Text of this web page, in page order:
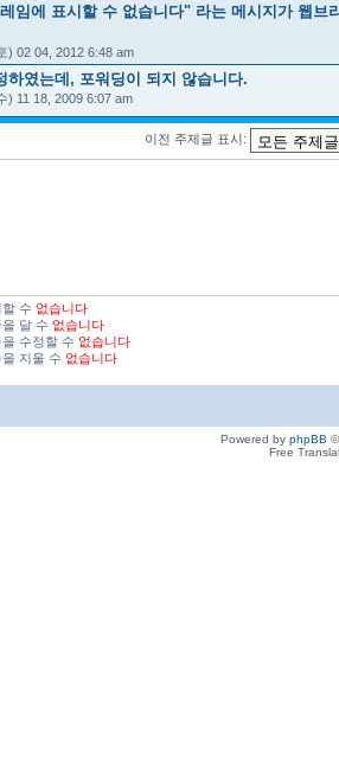
임에 표시할 수 없습니다" 라는 메시지가 웹브
) 02 04, 2012 6:48 am
하였는데, 포워딩이 되지 않습니다.
) 11 18, 2009 6:07 am
이전 주제글 표시:
수 없습니다
달 수 없습니다
수정할 수 없습니다
지울 수 없습니다
Powered by phpBB
Free